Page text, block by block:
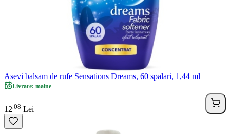
Asevi balsam de rufe Sensations Dreams, 60 spalari, 1,44 ml
Livrare: maine
12 08 Lei